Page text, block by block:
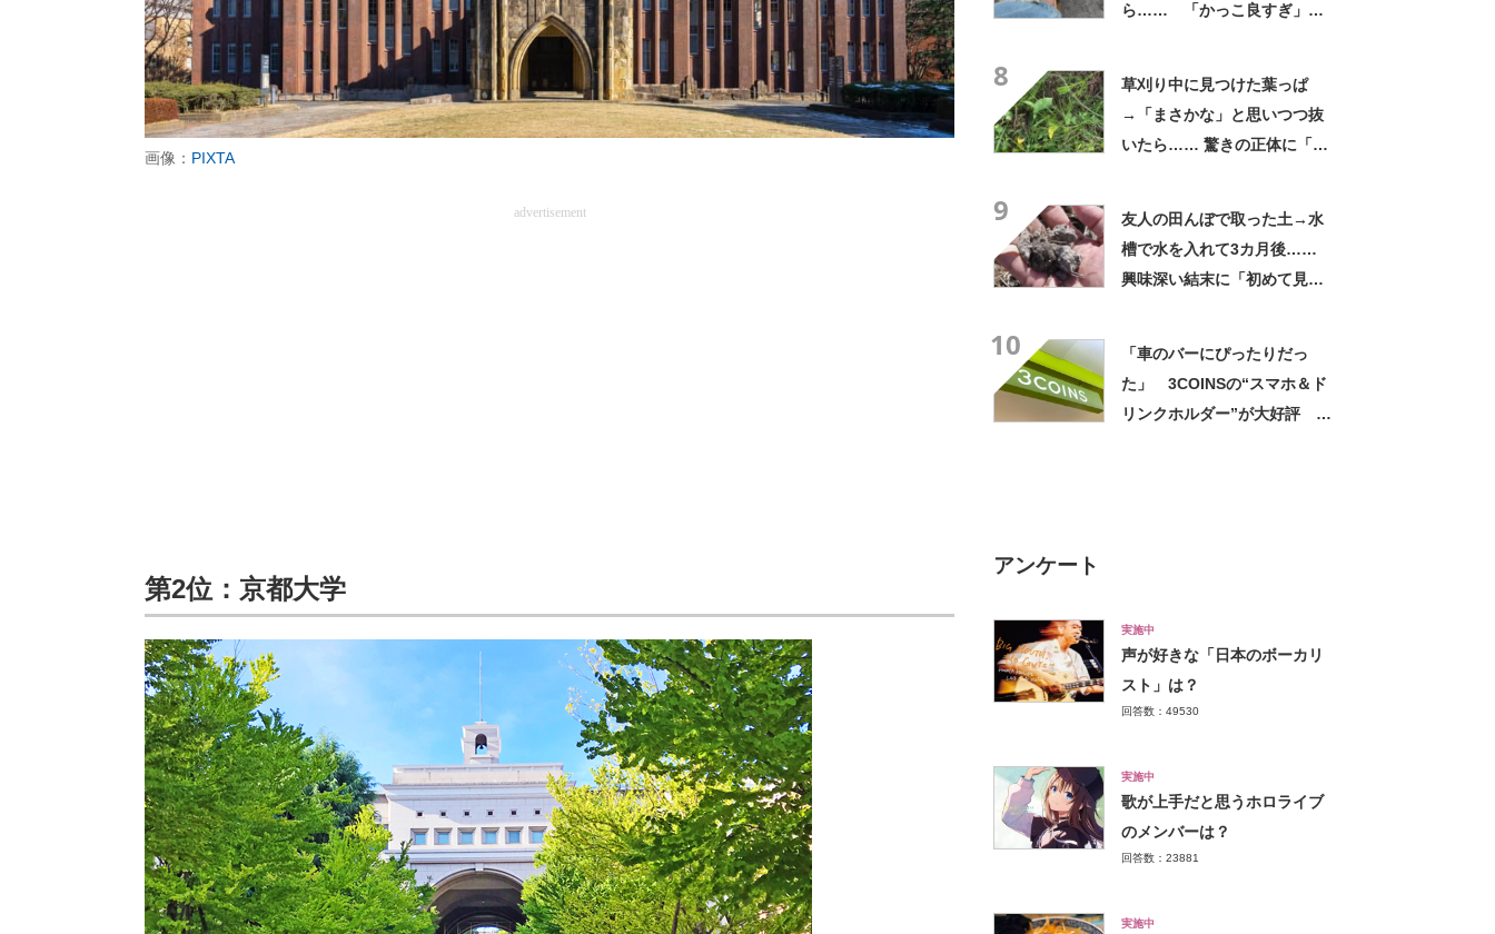
画像： PIXTA
advertisement
第2位：京都大学
ら…… 「かっこ良すぎ」ま
8
草刈り中に見つけた葉っぱ
→「まさかな」と思いつつ抜
いたら…… 驚きの正体に「お
9
友人の田んぼで取った土→水
槽で水を入れて3カ月後……
興味深い結末に「初めて見
10
「車のバーにぴったりだっ
た」 3COINSの“スマホ＆ド
リンクホルダー”が大好評
アンケート
実施中
声が好きな「日本のボーカリ
スト」は？
回答数：49530
実施中
歌が上手だと思うホロライブ
のメンバーは？
回答数：23881
実施中